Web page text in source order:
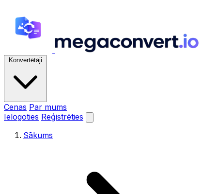
Konvertētāji
Cenas Par mums
Ielogoties Reģistrēties
Sākums